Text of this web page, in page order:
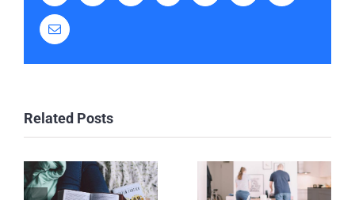
Email
Related Posts